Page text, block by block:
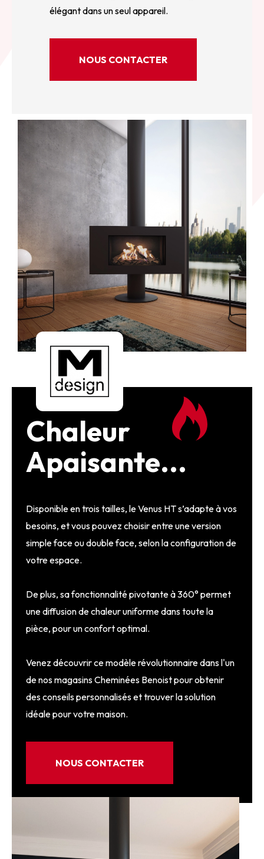
élégant dans un seul appareil.
NOUS CONTACTER
Chaleur
Apaisante...
Disponible en trois tailles, le Venus HT s’adapte à vos
besoins, et vous pouvez choisir entre une version
simple face ou double face, selon la configuration de
votre espace.
De plus, sa fonctionnalité pivotante à 360° permet
une diffusion de chaleur uniforme dans toute la
pièce, pour un confort optimal.
Venez découvrir ce modèle révolutionnaire dans l'un
de nos magasins Cheminées Benoist pour obtenir
des conseils personnalisés et trouver la solution
idéale pour votre maison.
NOUS CONTACTER